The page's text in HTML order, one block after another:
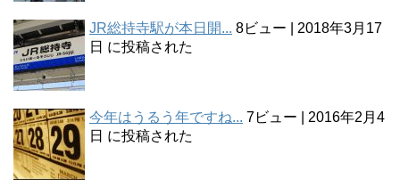
JR総持寺駅が本日開... 8ビュー
2018年3月17
日 に投稿された
今年はうるう年ですね... 7ビュー
2016年2月4
日 に投稿された